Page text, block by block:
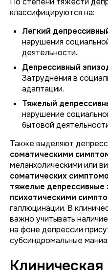
классифицируются на:
Легкий
нарушения
деятельности.
Депрессивный
Затруднения в
адаптации.
Тяжелый
нарушение
бытовой
Также выделяют
соматическими
меланхолическими или
соматических
тяжелые депрессивные
психотическими
галлюцинации. В
важно учитывать наличие
на фоне депрессии
субсиндромальные
Клиническая